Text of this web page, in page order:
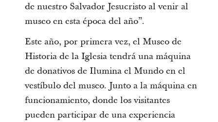
de nuestro Salvador Jesucristo al venir al
museo en esta época del año”.
Este año, por primera vez, el Museo de
Historia de la Iglesia tendrá una máquina
de donativos de Ilumina el Mundo en el
vestíbulo del museo. Junto a la máquina en
funcionamiento, donde los visitantes
pueden participar de una experiencia